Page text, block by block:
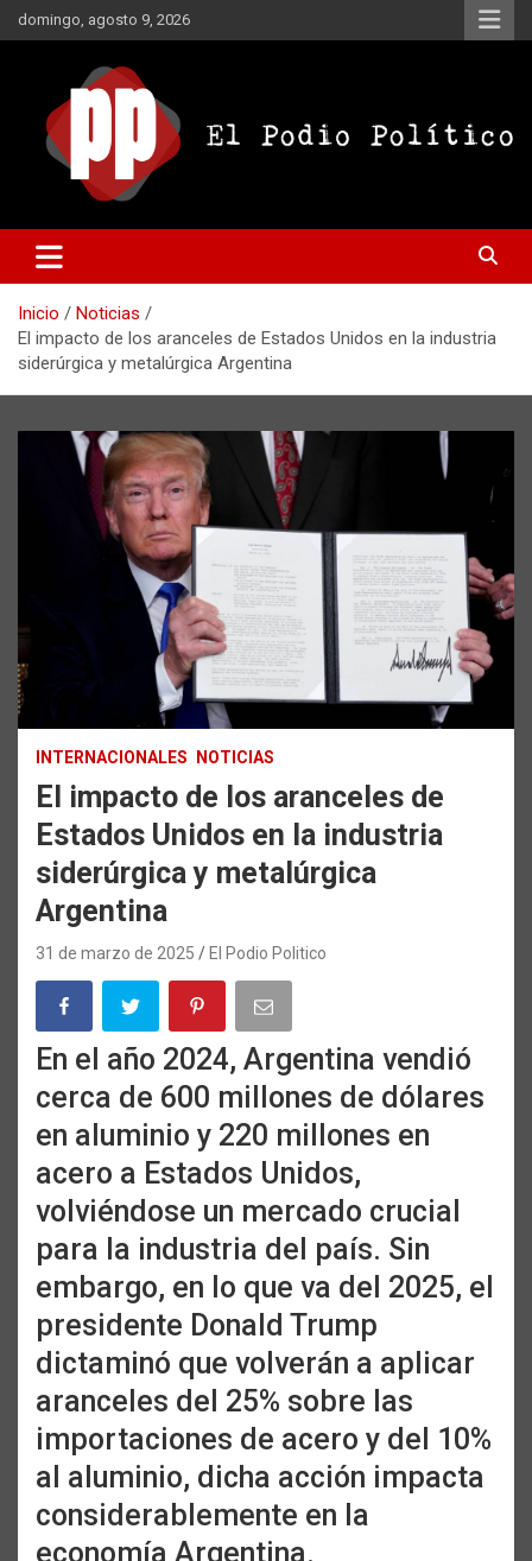
Saltar
al
domingo, agosto 9, 2026
El Podio Político – © Argentina
Inicio
Noticias
El impacto de los aranceles de Estados Unidos en la industria
siderúrgica y metalúrgica Argentina
INTERNACIONALES NOTICIAS
El impacto de los aranceles de
Estados Unidos en la industria
siderúrgica y metalúrgica
Argentina
31 de marzo de 2025 El Podio Politico
En el año 2024, Argentina vendió
cerca de 600 millones de dólares
en aluminio y 220 millones en
acero a Estados Unidos,
volviéndose un mercado crucial
para la industria del país. Sin
embargo, en lo que va del 2025, el
presidente Donald Trump
dictaminó que volverán a aplicar
aranceles del 25% sobre las
importaciones de acero y del 10%
al aluminio, dicha acción impacta
considerablemente en la
economía Argentina.